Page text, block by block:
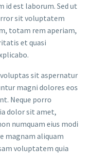
id est laborum. Sed ut
sit voluptatem
totam rem aperiam,
et quasi
sit aspernatur
magni dolores eos
Neque porro
dolor sit amet,
numquam eius modi
magnam aliquam
voluptatem quia